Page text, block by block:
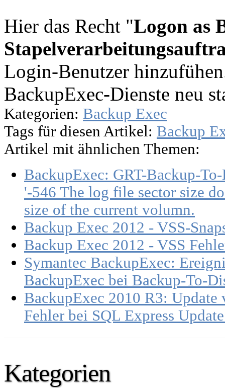
Hier das Recht "Logon as
Login-Benutzer
BackupExec-Dienste neu
Kategorien: Backup Exec
Tags für diesen Artikel: Backup
Artikel mit ähnlichen Themen:
BackupExec: GRT-Backup-
'-546 The log file sector size
size of the current volumn.
Backup Exec 2012 - VSS-
Backup Exec 2012 - VSS
Symantec BackupExec:
BackupExec bei Backup-To-
BackupExec 2010 R3:
Fehler bei SQL Express
Kategorien